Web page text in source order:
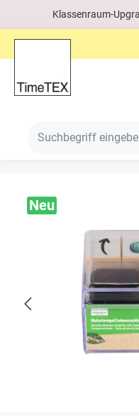
Klassenraum-
Neu